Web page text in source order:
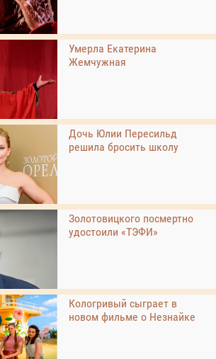
Умерла Екатерина
Жемчужная
Дочь Юлии Пересильд
решила бросить школу
Золотовицкого посмертно
удостоили «ТЭФИ»
Кологривый сыграет в
новом фильме о Незнайке